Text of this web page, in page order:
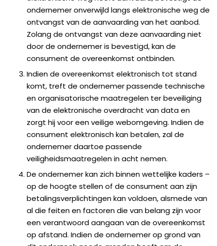
ondernemer onverwijld langs elektronische weg de
ontvangst van de aanvaarding van het aanbod.
Zolang de ontvangst van deze aanvaarding niet
door de ondernemer is bevestigd, kan de
consument de overeenkomst ontbinden.
Indien de overeenkomst elektronisch tot stand
komt, treft de ondernemer passende technische
en organisatorische maatregelen ter beveiliging
van de elektronische overdracht van data en
zorgt hij voor een veilige webomgeving. Indien de
consument elektronisch kan betalen, zal de
ondernemer daartoe passende
veiligheidsmaatregelen in acht nemen.
De ondernemer kan zich binnen wettelijke kaders –
op de hoogte stellen of de consument aan zijn
betalingsverplichtingen kan voldoen, alsmede van
al die feiten en factoren die van belang zijn voor
een verantwoord aangaan van de overeenkomst
op afstand. Indien de ondernemer op grond van